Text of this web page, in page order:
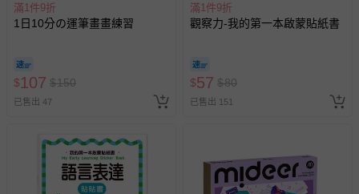
相關的退換貨辦理流程，可詳見：退換貨 & 退款問題
運送服務：目前提供的運送僅限台灣本島。如您位於離島地
區，可能會無法配送，或須依據商品需加收離島運費。廠商
商品實際的配達日期，可於訂單個人資料內的查詢訂單內，
已出貨通知之訊息為主。
滿1件9折
1日10分の運筆畫畫練習
$107 $150
已售出 47
滿1件9折
觀察力-我的第一本啟蒙貼紙書
$57 $80
已售出 151